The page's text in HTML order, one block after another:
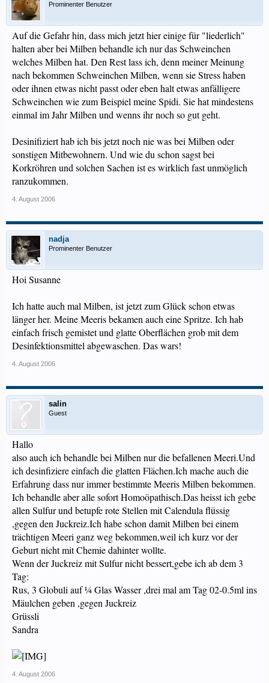
Prominenter Benutzer
Auf die Gefahr hin, dass mich jetzt hier einige für "liederlich"
halten aber bei Milben behandle ich nur das Schweinchen
welches Milben hat. Den Rest lass ich, denn meiner Meinung
nach bekommen Schweinchen Milben, wenn sie Stress haben
oder ihnen etwas nicht passt oder eben halt etwas anfälligere
Schweinchen wie zum Beispiel meine Spidi. Sie hat mindestens
einmal im Jahr Milben und wenns ihr noch so gut geht.
Desinifiziert hab ich bis jetzt noch nie was bei Milben oder
sonstigen Mitbewohnern. Und wie du schon sagst bei
Korkröhren und solchen Sachen ist es wirklich fast unmöglich
ranzukommen.
4. August 2006
nadja
Prominenter Benutzer
Hoi Susanne
Ich hatte auch mal Milben, ist jetzt zum Glück schon etwas
länger her. Meine Meeris bekamen auch eine Spritze. Ich hab
einfach frisch gemistet und glatte Oberflächen grob mit dem
Desinfektionsmittel abgewaschen. Das wars!
4. August 2006
salin
Guest
Hallo
also auch ich behandle bei Milben nur die befallenen Meeri.Und
ich desinfiziere einfach die glatten Flächen.Ich mache auch die
Erfahrung dass nur immer bestimmte Meeris Milben bekommen.
Ich behandle aber alle sofort Homoöpathisch.Das heisst ich gebe
allen Sulfur und betupfe rote Stellen mit Calendula flüssig
,gegen den Juckreiz.Ich habe schon damit Milben bei einem
trächtigen Meeri ganz weg bekommen,weil ich kurz vor der
Geburt nicht mit Chemie dahinter wollte.
Wenn der Juckreiz mit Sulfur nicht bessert,gebe ich ab dem 3
Tag:
Rus, 3 Globuli auf ¼ Glas Wasser ,drei mal am Tag 02-0.5ml ins
Mäulchen geben ,gegen Juckreiz
Grüssli
Sandra
4. August 2006